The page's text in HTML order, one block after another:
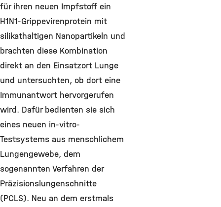
für ihren neuen Impfstoff ein
H1N1-Grippevirenprotein mit
silikathaltigen Nanopartikeln und
brachten diese Kombination
direkt an den Einsatzort Lunge
und untersuchten, ob dort eine
Immunantwort hervorgerufen
wird. Dafür bedienten sie sich
eines neuen in-vitro-
Testsystems aus menschlichem
Lungengewebe, dem
sogenannten Verfahren der
Präzisionslungenschnitte
(PCLS). Neu an dem erstmals